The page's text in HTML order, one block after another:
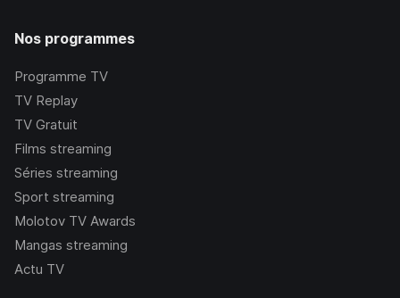
Nos programmes
Programme TV
TV Replay
TV Gratuit
Films streaming
Séries streaming
Sport streaming
Molotov TV Awards
Mangas streaming
Actu TV